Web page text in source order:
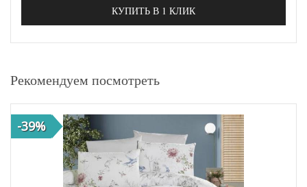
КУПИТЬ В 1 КЛИК
Рекомендуем посмотреть
-39%